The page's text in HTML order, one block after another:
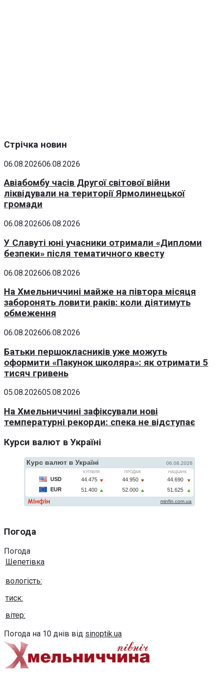
Стрічка новин
06.08.202606.08.2026
Авіабомбу часів Другої світової війни
ліквідували на території Ярмолинецької
громади
06.08.202606.08.2026
У Славуті юні учасники отримали «Дипломи
безпеки» після тематичного квесту
06.08.202606.08.2026
На Хмельниччині майже на півтора місяця
заборонять ловити раків: коли діятимуть
обмеження
06.08.202606.08.2026
Батьки першокласників уже можуть
оформити «Пакунок школяра»: як отримати 5
тисяч гривень
05.08.202605.08.2026
На Хмельниччині зафіксували нові
температурні рекорди: спека не відступає
Курси валют в Україні
Погода
Погода
Шепетівка
вологість:
тиск:
вітер:
Погода на 10 днів від sinoptik.ua